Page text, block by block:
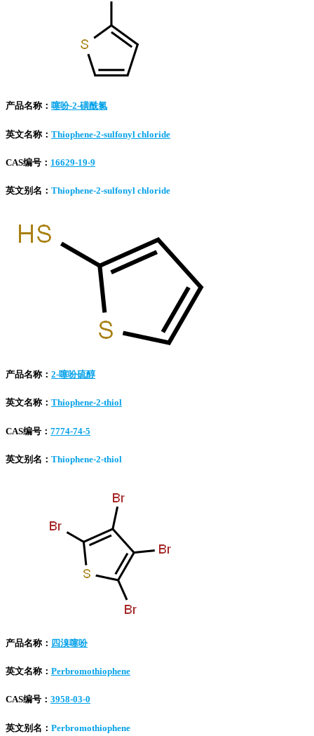
产品名称： 噻吩-2-磺酰氯
英文名称： Thiophene-2-sulfonyl chloride
CAS编号： 16629-19-9
英文别名： Thiophene-2-sulfonyl chloride
产品名称： 2-噻吩硫醇
英文名称： Thiophene-2-thiol
CAS编号： 7774-74-5
英文别名： Thiophene-2-thiol
产品名称： 四溴噻吩
英文名称： Perbromothiophene
CAS编号： 3958-03-0
英文别名： Perbromothiophene